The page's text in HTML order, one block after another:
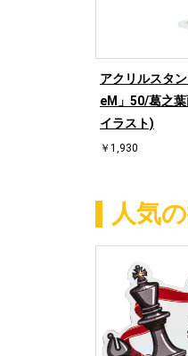
アクリルスタ
eM」50/葛之
イラスト)
￥1,930
人気